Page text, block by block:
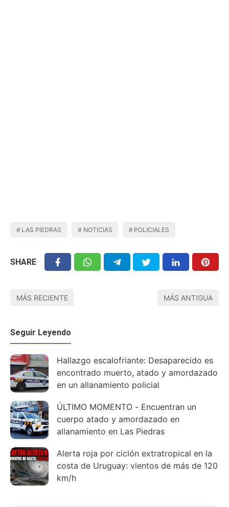
LAS PIEDRAS NOTICIAS POLICIALES
SHARE
MÁS RECIENTE MÁS ANTIGUA
Seguir Leyendo
Hallazgo escalofriante: Desaparecido es
encontrado muerto, atado y amordazado
en un allanamiento policial
ÚLTIMO MOMENTO - Encuentran un
cuerpo atado y amordazado en
allanamiento en Las Piedras
Alerta roja por ciclón extratropical en la
costa de Uruguay: vientos de más de 120
km/h